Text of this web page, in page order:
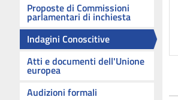
Proposte di Commissioni
parlamentari di inchiesta
Indagini Conoscitive
Atti e documenti dell'Unione
europea
Audizioni formali